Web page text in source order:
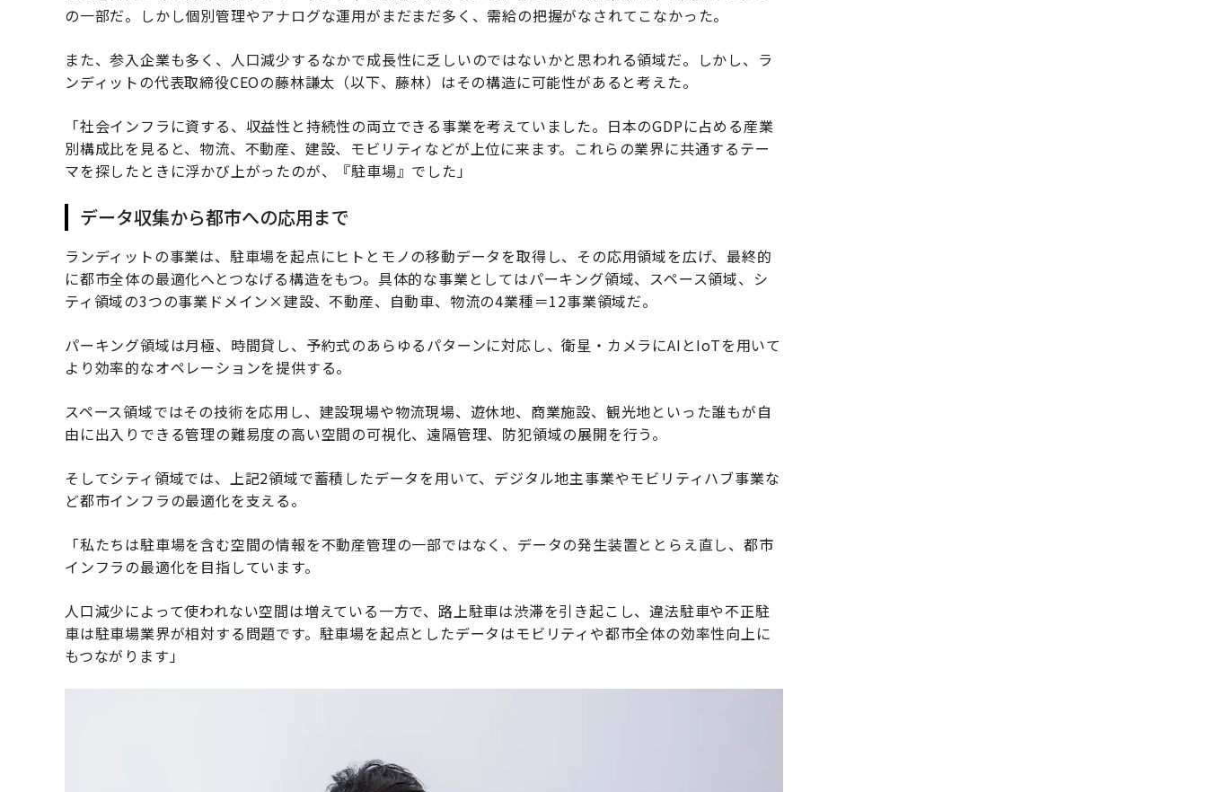
の一部だ。しかし個別管理やアナログな運用がまだまだ多く、需給の把握がなされてこなかった。
また、参入企業も多く、人口減少するなかで成長性に乏しいのではないかと思われる領域だ。しかし、ラ
ンディットの代表取締役CEOの藤林謙太（以下、藤林）はその構造に可能性があると考えた。
「社会インフラに資する、収益性と持続性の両立できる事業を考えていました。日本のGDPに占める産業
別構成比を見ると、物流、不動産、建設、モビリティなどが上位に来ます。これらの業界に共通するテー
マを探したときに浮かび上がったのが、『駐車場』でした」
データ収集から都市への応用まで
ランディットの事業は、駐車場を起点にヒトとモノの移動データを取得し、その応用領域を広げ、最終的
に都市全体の最適化へとつなげる構造をもつ。具体的な事業としてはパーキング領域、スペース領域、シ
ティ領域の3つの事業ドメイン×建設、不動産、自動車、物流の4業種＝12事業領域だ。
パーキング領域は月極、時間貸し、予約式のあらゆるパターンに対応し、衛星・カメラにAIとIoTを用いて
より効率的なオペレーションを提供する。
スペース領域ではその技術を応用し、建設現場や物流現場、遊休地、商業施設、観光地といった誰もが自
由に出入りできる管理の難易度の高い空間の可視化、遠隔管理、防犯領域の展開を行う。
そしてシティ領域では、上記2領域で蓄積したデータを用いて、デジタル地主事業やモビリティハブ事業な
ど都市インフラの最適化を支える。
「私たちは駐車場を含む空間の情報を不動産管理の一部ではなく、データの発生装置ととらえ直し、都市
インフラの最適化を目指しています。
人口減少によって使われない空間は増えている一方で、路上駐車は渋滞を引き起こし、違法駐車や不正駐
車は駐車場業界が相対する問題です。駐車場を起点としたデータはモビリティや都市全体の効率性向上に
もつながります」